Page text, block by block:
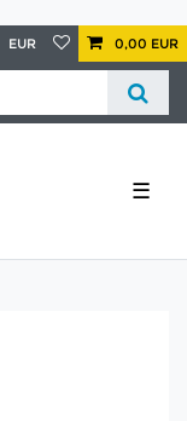
EUR 0,00 EUR
☰